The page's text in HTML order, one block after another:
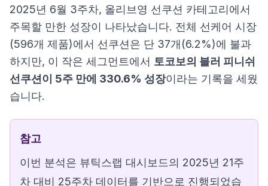
2025년 6월 3주차, 올리브영 선쿠션 카테고리에서
주목할 만한 성장이 나타났습니다. 전체 선케어 시장
(596개 제품)에서 선쿠션은 단 37개(6.2%)에 불과
하지만, 이 작은 세그먼트에서 토코보의 블러 피니쉬
선쿠션이 5주 만에 330.6% 성장이라는 기록을 세웠
습니다.
참고
이번 분석은 뷰틱스랩 대시보드의 2025년 21주
차 대비 25주차 데이터를 기반으로 진행되었습